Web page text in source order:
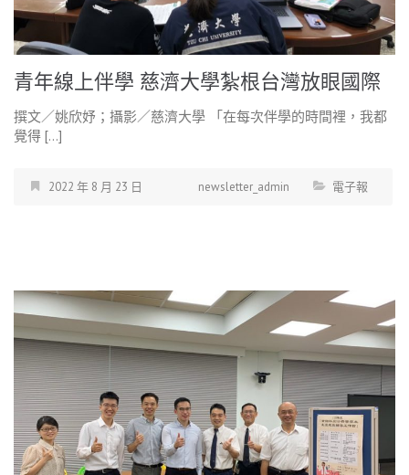
青年線上伴學 慈濟大學紮根台灣放眼國際
撰文／姚欣妤；攝影／慈濟大學 「在每次伴學的時間裡，我都
覺得 […]
2022 年 8 月 23 日 newsletter_admin 電子報